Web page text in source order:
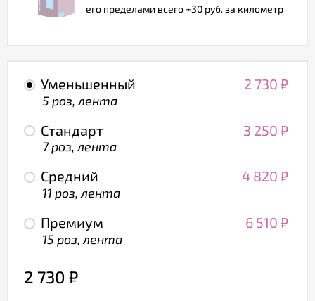
его пределами всего +30 руб. за километр
Уменьшенный 2 730 ₽
5 роз, лента
Стандарт 3 250 ₽
7 роз, лента
Средний 4 820 ₽
11 роз, лента
Премиум 6 510 ₽
15 роз, лента
2 730 ₽